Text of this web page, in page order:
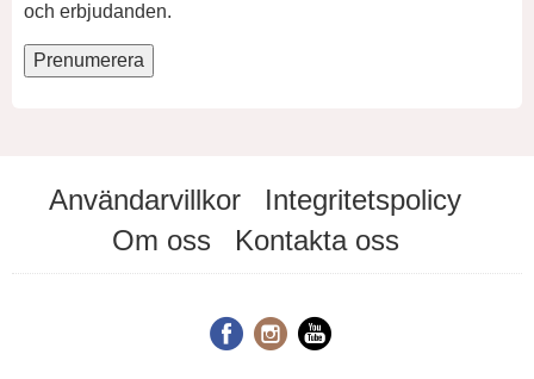
och erbjudanden.
Användarvillkor
Integritetspolicy
Om oss
Kontakta oss